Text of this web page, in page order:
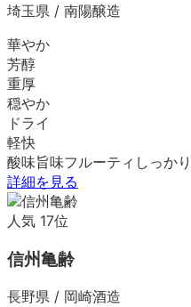
埼玉県 / 南陽醸造
華やか
芳醇
重厚
穏やか
ドライ
軽快
酸味旨味フルーティ しっかり
詳細を見る
人気 17位
信州亀齢
長野県 / 岡崎酒造